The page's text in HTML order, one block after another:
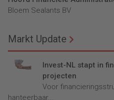
Bloem Sealants BV
Markt Update
Invest-NL stapt in
projecten
Voor
hanteerbaar...